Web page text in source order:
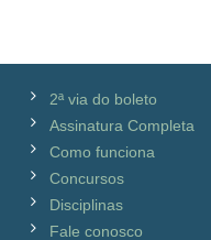
2ª via do boleto
Assinatura Completa
Como funciona
Concursos
Disciplinas
Fale conosco